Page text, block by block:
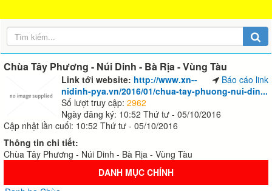
Chùa Tây Phương - Núi Dinh - Bà Rịa - Vùng Tàu
Báo cáo link
Link tới website: http://www.xn--
nidinh-pya.vn/2016/01/chua-tay-phuong-nui-din...
Số lượt truy cập: 2962
Ngày đăng ký: 10:52 Thứ tư - 05/10/2016
Cập nhật lần cuối: 10:52 Thứ tư - 05/10/2016
Thông tin chi tiết:
Chùa Tây Phương - Núi Dinh - Bà Rịa - Vùng Tàu
DANH MỤC CHÍNH